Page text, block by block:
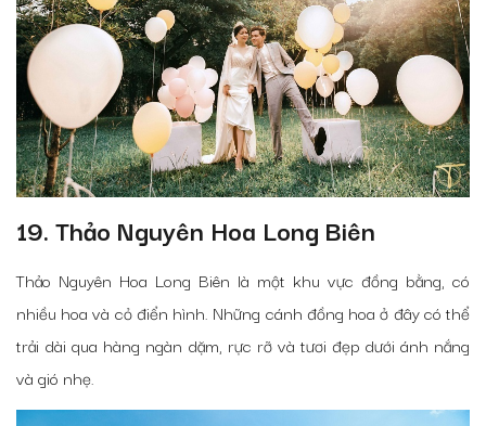
19. Thảo Nguyên Hoa Long Biên
Thảo Nguyên Hoa Long Biên là một khu vực đồng bằng, có
nhiều hoa và cỏ điển hình. Những cánh đồng hoa ở đây có thể
trải dài qua hàng ngàn dặm, rực rỡ và tươi đẹp dưới ánh nắng
và gió nhẹ.